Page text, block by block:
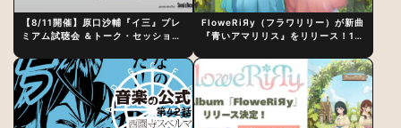
【8/11開催】原口沙輔『イ三』プレ
ミアム試聴会 ＆トーク・セッション
制作秘話
FloweRiЯy（フラワリリー）が新曲
『青いアマリリス』をリリース！1st